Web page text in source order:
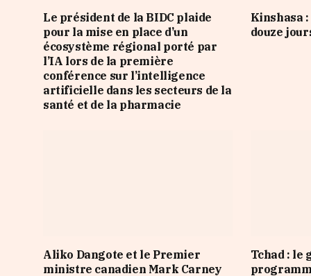
Le président de la BIDC plaide
pour la mise en place d’un
écosystème régional porté par
l’IA lors de la première
conférence sur l’intelligence
artificielle dans les secteurs de la
santé et de la pharmacie
Kinshasa
douze
Aliko Dangote et le Premier
ministre canadien Mark Carney
Tchad : le